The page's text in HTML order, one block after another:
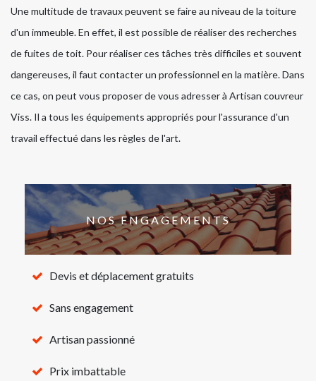
Une multitude de travaux peuvent se faire au niveau de la toiture
d'un immeuble. En effet, il est possible de réaliser des recherches
de fuites de toit. Pour réaliser ces tâches très difficiles et souvent
dangereuses, il faut contacter un professionnel en la matière. Dans
ce cas, on peut vous proposer de vous adresser à Artisan couvreur
Viss. Il a tous les équipements appropriés pour l'assurance d'un
travail effectué dans les règles de l'art.
NOS ENGAGEMENTS
Devis et déplacement gratuits
Sans engagement
Artisan passionné
Prix imbattable